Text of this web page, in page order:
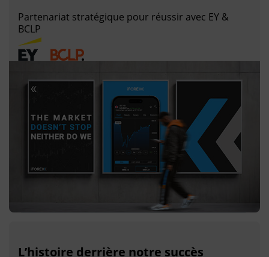
Partenariat stratégique pour réussir avec EY &
BCLP
L’histoire derrière notre succès